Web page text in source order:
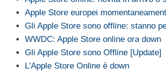
Apple Store europei
Gli Apple Store sono offline: stanno
WWDC: Apple Store online ora down
Gli Apple Store sono Offline [Update]
L'Apple Store Online è down